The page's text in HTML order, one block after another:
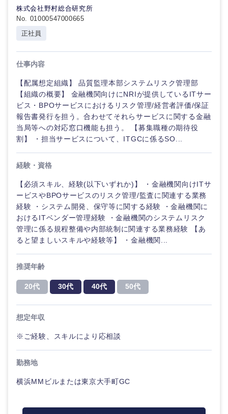
専門職
Webサー
作、ゲー
ム
技術職
（モノづ
くり）
金融専門
メディカ
ル
不動産専
門職
建設・施
事務職
金融専門職
メディカル
不動産専門職
建設・施工管理
事務職
その他
小売・通販・外食
WEBサービス
コンサル・シンクタンク
広告・宣伝・印刷
エンターテイメント
法律・特許事務所・監査法人
サービス
関東地方
神奈川県
フルリモート
株式会社野村総合研究所
No. 01000547000665
正社員
仕事内容
【配属想定組織】 品質監理本部システムリスク管理部
【組織の概要】 金融機関向けにNRIが提供しているITサー
ビス・BPOサービスにおけるリスク管理/経営者評価/保証
報告書発行を担う。合わせてそれらサービスに関する金融
当局等への対応窓口機能も担う。 【募集職種の期待役
割】 ・担当サービスについて、ITGCに係るSO...
経験・資格
【必須スキル、経験(以下いずれか)】 ・金融機関向けITサ
ービスやBPOサービスのリスク管理/監査に関連する業務
経験 ・システム開発、保守等に関する経験 ・金融機関に
おけるITベンダー管理経験 ・金融機関のシステムリスク
管理に係る規程整備や内部統制に関連する業務経験 【あ
ると望ましいスキルや経験等】 ・金融機関...
推奨年齢
20代 30代 40代 50代
想定年収
※ご経験、スキルにより応相談
勤務地
横浜MMビルまたは東京大手町GC